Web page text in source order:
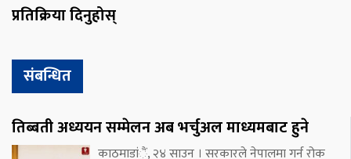
प्रतिक्रिया दिनुहोस्
संबन्धित
तिब्बती अध्ययन सम्मेलन अब भर्चुअल माध्यमबाट हुने
काठमाडांैं, २४ साउन । सरकारले नेपालमा गर्न रोक